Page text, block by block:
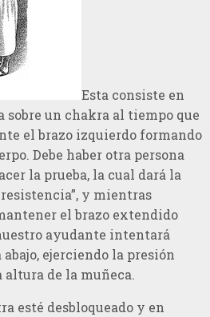
Esta consiste en
sobre un chakra al tiempo que
el brazo izquierdo formando
Debe haber otra persona
la prueba, la cual dará la
y mientras
el brazo extendido
ayudante intentará
ejerciendo la presión
de la muñeca.
esté desbloqueado y en